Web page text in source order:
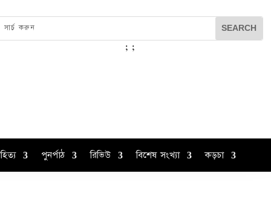
; ;
পুনর্পাঠ রিভিউ বিশেষ সংখ্যা কড়চা